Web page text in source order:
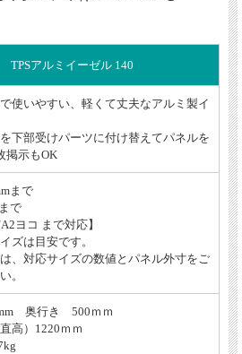
TPSアルミイーゼル 140
使いやすい、軽くて丈夫なアルミ製イ
下部受けパーツに付け替えてパネルを
掲示もOK
まで
で
ヨコ まで対応】
ズは目安です。
、対応サイズの数値とパネル外寸をご
。
奥行き 500ｍｍ
高）1220ｍｍ